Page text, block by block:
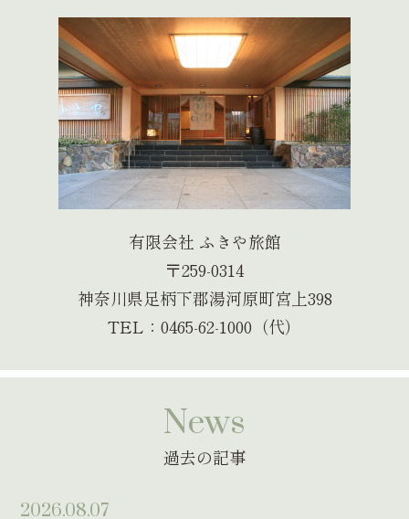
有限会社 ふきや旅館
〒259-0314
神奈川県足柄下郡湯河原町宮上398
TEL：0465-62-1000（代）
News
過去の記事
2026.08.07